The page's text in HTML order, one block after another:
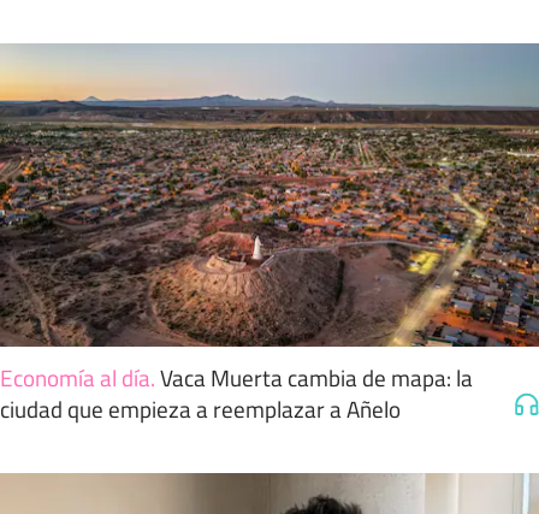
Economía al día.Vaca Muerta cambia de mapa: la
ciudad que empieza a reemplazar a Añelo